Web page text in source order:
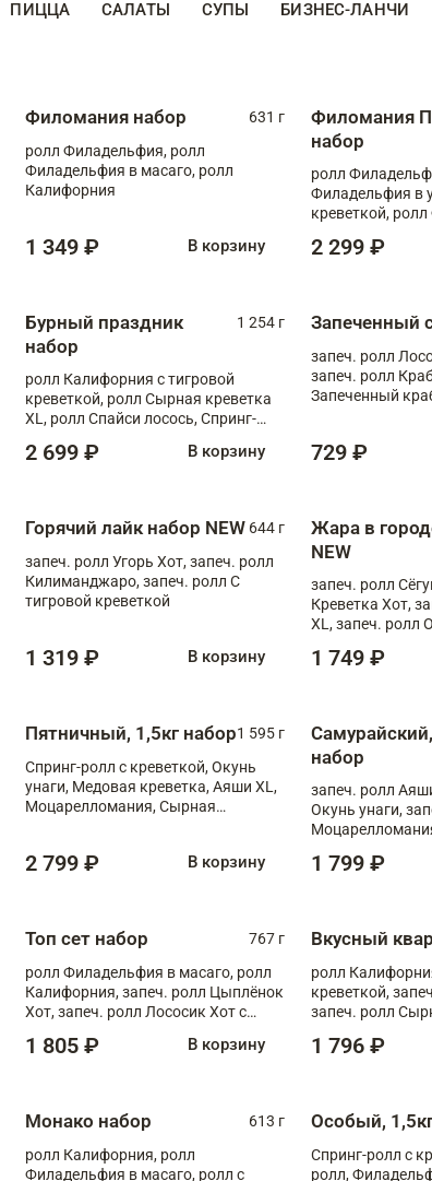
ПИЦЦА САЛАТЫ СУПЫ БИЗНЕС-ЛАНЧИ
Филомания набор
631 г
ролл Филадельфия, ролл
Филадельфия в масаго, ролл
Калифорния
1 349 ₽ В корзину
Филомания
набор
ролл
Филадельфия в
креветкой,
2 299 ₽
Бурный праздник
набор
1 254 г
ролл Калифорния с тигровой
креветкой, ролл Сырная креветка
XL, ролл Спайси лосось, Спринг-
Медовая креветка
2 699 ₽ В корзину
Запеченный
запеч. ролл
запеч. ролл
Запеченный
729 ₽
Горячий лайк набор NEW 644 г
запеч. ролл Угорь Хот, запеч. ролл
Килиманджаро, запеч. ролл С
тигровой креветкой
1 319 ₽ В корзину
Жара в
NEW
запеч. ролл
Креветка Хот,
XL, запеч. ролл
1 749 ₽
Пятничный, 1,5кг набор1 595 г
Спринг-ролл с креветкой, Окунь
унаги, Медовая креветка, Аяши XL,
Моцарелломания, Сырная
2 799 ₽ В корзину
набор
запеч. ролл
Окунь унаги,
1 799 ₽
Топ сет набор
767 г
ролл Филадельфия в масаго, ролл
Калифорния, запеч. ролл Цыплёнок
Хот, запеч. ролл Лососик Хот с
1 805 ₽ В корзину
Вкусный
ролл
креветкой,
запеч. ролл
1 796 ₽
Монако набор
613 г
ролл Калифорния, ролл
Филадельфия в масаго, ролл с
Особый,
Спринг-ролл с
ролл,